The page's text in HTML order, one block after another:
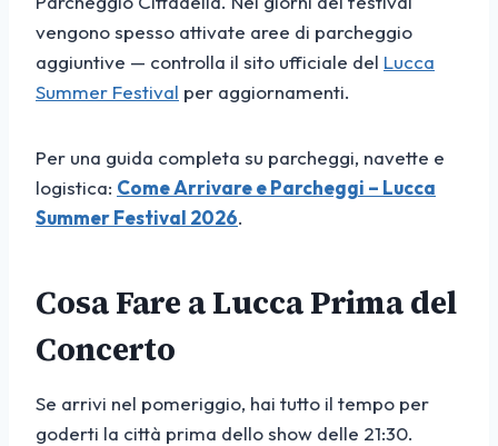
vengono spesso attivate aree di parcheggio
aggiuntive — controlla il sito ufficiale del Lucca
Summer Festival per aggiornamenti.
Per una guida completa su parcheggi, navette e
logistica: Come Arrivare e Parcheggi – Lucca
Summer Festival 2026.
Cosa Fare a Lucca Prima del
Concerto
Se arrivi nel pomeriggio, hai tutto il tempo per
goderti la città prima dello show delle 21:30.